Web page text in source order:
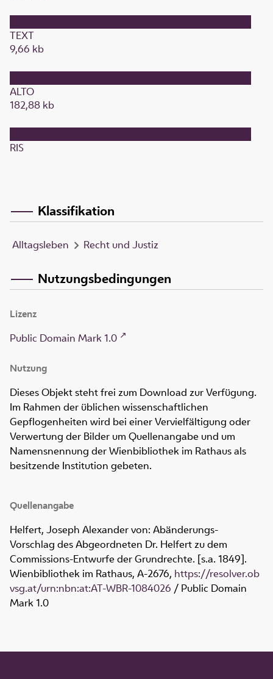
TEXT
9,66 kb
ALTO
182,88 kb
RIS
Klassifikation
Alltagsleben Recht und Justiz
Nutzungsbedingungen
Lizenz
Public Domain Mark 1.0
Nutzung
Dieses Objekt steht frei zum Download zur Verfügung.
Im Rahmen der üblichen wissenschaftlichen
Gepflogenheiten wird bei einer Vervielfältigung oder
Verwertung der Bilder um Quellenangabe und um
Namensnennung der Wienbibliothek im Rathaus als
besitzende Institution gebeten.
Quellenangabe
Helfert, Joseph Alexander von: Abänderungs-
Vorschlag des Abgeordneten Dr. Helfert zu dem
Commissions-Entwurfe der Grundrechte. [s.a. 1849].
Wienbibliothek im Rathaus, A-2676, https://resolver.ob
vsg.at/urn:nbn:at:AT-WBR-1084026 / Public Domain
Mark 1.0